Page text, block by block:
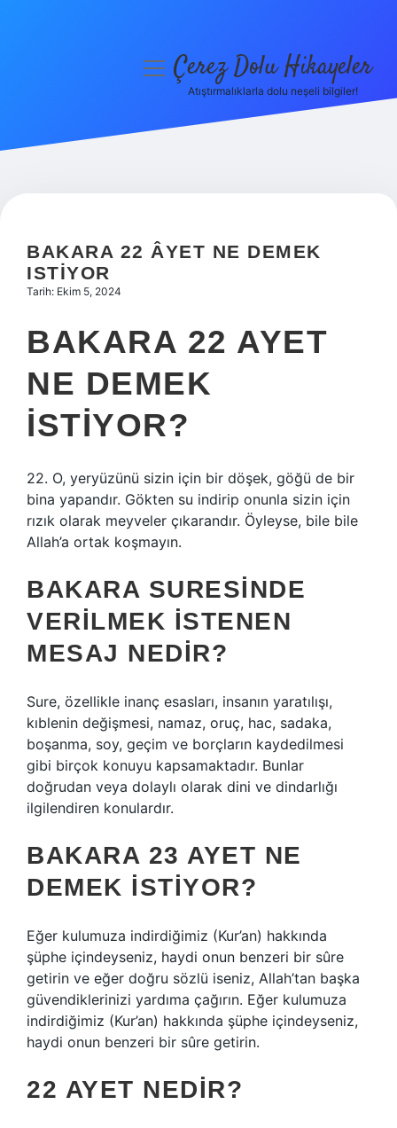
Hakkımızda
menüyüÇerez Dolu Hikayeler
Atıştırmalıklarla dolu neşeli bilgiler!
BAKARA 22 ÂYET NE DEMEK
ISTIYOR
Tarih: Ekim 5, 2024
BAKARA 22 AYET
NE DEMEK
ISTIYOR?
22. O, yeryüzünü sizin için bir döşek, göğü de bir
bina yapandır. Gökten su indirip onunla sizin için
rızık olarak meyveler çıkarandır. Öyleyse, bile bile
Allah’a ortak koşmayın.
BAKARA SURESINDE
VERILMEK ISTENEN
MESAJ NEDIR?
Sure, özellikle inanç esasları, insanın yaratılışı,
kıblenin değişmesi, namaz, oruç, hac, sadaka,
boşanma, soy, geçim ve borçların kaydedilmesi
gibi birçok konuyu kapsamaktadır. Bunlar
doğrudan veya dolaylı olarak dini ve dindarlığı
ilgilendiren konulardır.
BAKARA 23 AYET NE
DEMEK ISTIYOR?
Eğer kulumuza indirdiğimiz (Kur’an) hakkında
şüphe içindeyseniz, haydi onun benzeri bir sûre
getirin ve eğer doğru sözlü iseniz, Allah’tan başka
güvendiklerinizi yardıma çağırın. Eğer kulumuza
indirdiğimiz (Kur’an) hakkında şüphe içindeyseniz,
haydi onun benzeri bir sûre getirin.
22 AYET NEDIR?